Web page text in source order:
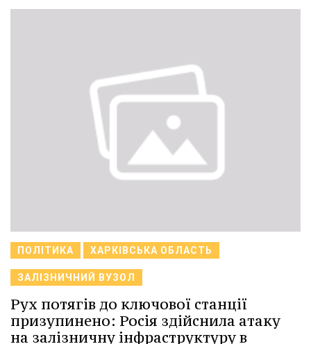
ПОЛІТИКА ХАРКІВСЬКА ОБЛАСТЬ
ЗАЛІЗНИЧНИЙ ВУЗОЛ
Рух потягів до ключової станції
призупинено: Росія здійснила атаку
на залізничну інфраструктуру в